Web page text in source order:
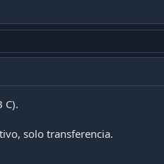
C).
solo transferencia.